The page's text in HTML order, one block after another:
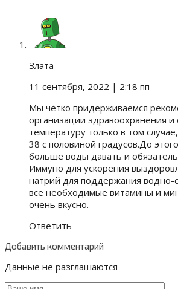
Злата
11 сентября, 2022 | 2:18 пп
Мы чётко придерживаемся
организации здравоохранения и
температуру только в том
38 с половиной градусов.До
больше воды давать и
Иммуно для ускорения
натрий для поддержания водно-
все необходимые витамины и
очень вкусно.
Ответить
Добавить комментарий
Данные не разглашаются